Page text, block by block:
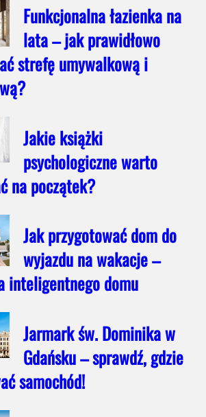
Funkcjonalna łazienka na
lata – jak prawidłowo
strefę umywalkową i
Jakie książki
psychologiczne warto
na początek?
Jak przygotować dom do
wyjazdu na wakacje –
inteligentnego domu
Jarmark św. Dominika w
Gdańsku – sprawdź, gdzie
samochód!